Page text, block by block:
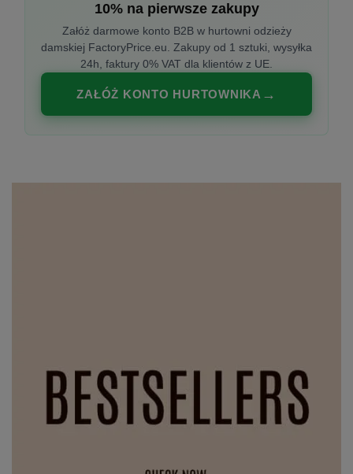
10% na pierwsze zakupy
Załóż darmowe konto B2B w hurtowni odzieży
damskiej FactoryPrice.eu. Zakupy od 1 sztuki, wysyłka
24h, faktury 0% VAT dla klientów z UE.
ZAŁÓŻ KONTO HURTOWNIKA